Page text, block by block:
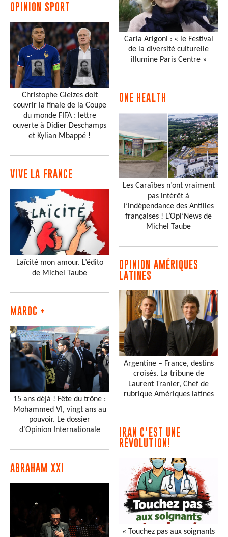
OPINION SPORT
Christophe Gleizes doit
couvrir la finale de la Coupe
du monde FIFA : lettre
ouverte à Didier Deschamps
et Kylian Mbappé !
VIVE LA FRANCE
Laïcité mon amour. L’édito
de Michel Taube
MAROC +
15 ans déjà ! Fête du trône :
Mohammed VI, vingt ans au
pouvoir. Le dossier
d'Opinion Internationale
ABRAHAM XXI
Carla Arigoni : « le Festival
de la diversité culturelle
illumine Paris Centre »
ONE HEALTH
Les Caraïbes n’ont vraiment
pas intérêt à
l’indépendance des Antilles
françaises ! L’Opi’News de
Michel Taube
OPINION AMÉRIQUES
LATINES
Argentine – France, destins
croisés. La tribune de
Laurent Tranier, Chef de
rubrique Amériques latines
IRAN C'EST UNE
RÉVOLUTION!
« Touchez pas aux soignants